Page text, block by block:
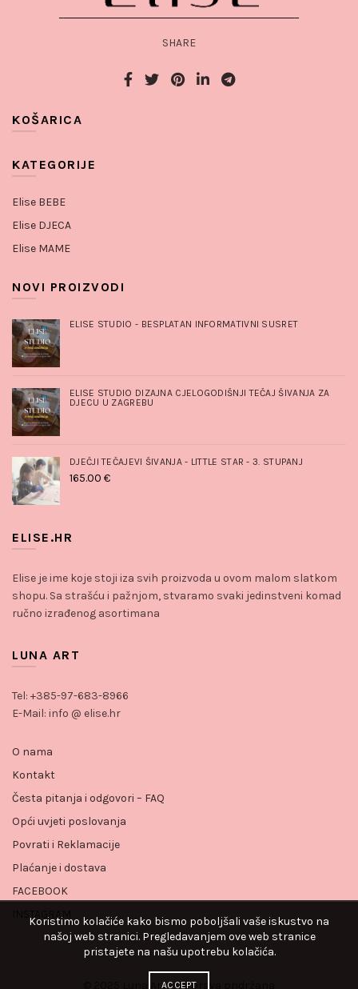
SHARE
KOŠARICA
KATEGORIJE
Elise BEBE
Elise DJECA
Elise MAME
NOVI PROIZVODI
ELISE STUDIO - BESPLATAN INFORMATIVNI SUSRET
ELISE STUDIO DIZAJNA CJELOGODIŠNJI TEČAJ ŠIVANJA ZA
DJECU U ZAGREBU
DJEČJI TEČAJEVI ŠIVANJA - LITTLE STAR - 3. STUPANJ
165.00 €
ELISE.HR
Elise je ime koje stoji iza svih proizvoda u ovom malom slatkom
shopu. Sa strašću i pažnjom, stvaramo svaki jedinstveni komad
ručno izrađenog asortimana
LUNA ART
Tel: +385-97-683-8966
E-Mail: info @ elise.hr
O nama
Kontakt
Česta pitanja i odgovori – FAQ
Opći uvjeti poslovanja
Povrati i Reklamacije
Plaćanje i dostava
FACEBOOK
INSTAGRAM
© 2025 Luna Art. sva prava pridržana
Koristimo kolačiće kako bismo poboljšali vaše iskustvo na
našoj web stranici. Pregledavanjem ove web stranice
pristajete na našu upotrebu kolačića.
ACCEPT